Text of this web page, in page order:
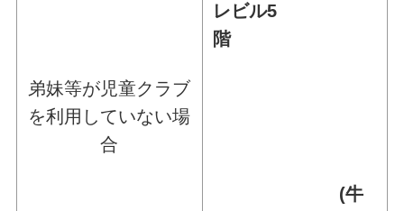
弟妹等が児童クラブ
を利用していない場
合
レビル5
階
(牛